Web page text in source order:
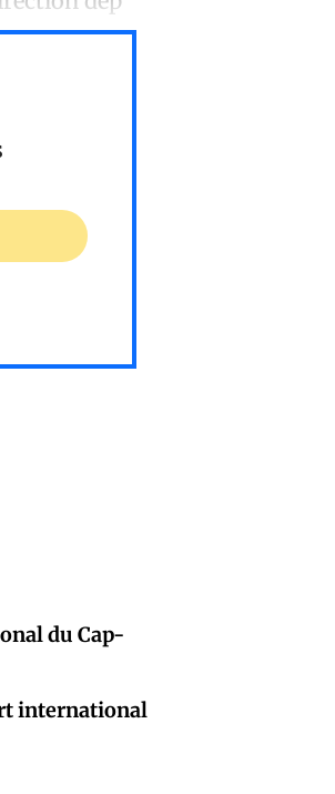
du Cap-
international